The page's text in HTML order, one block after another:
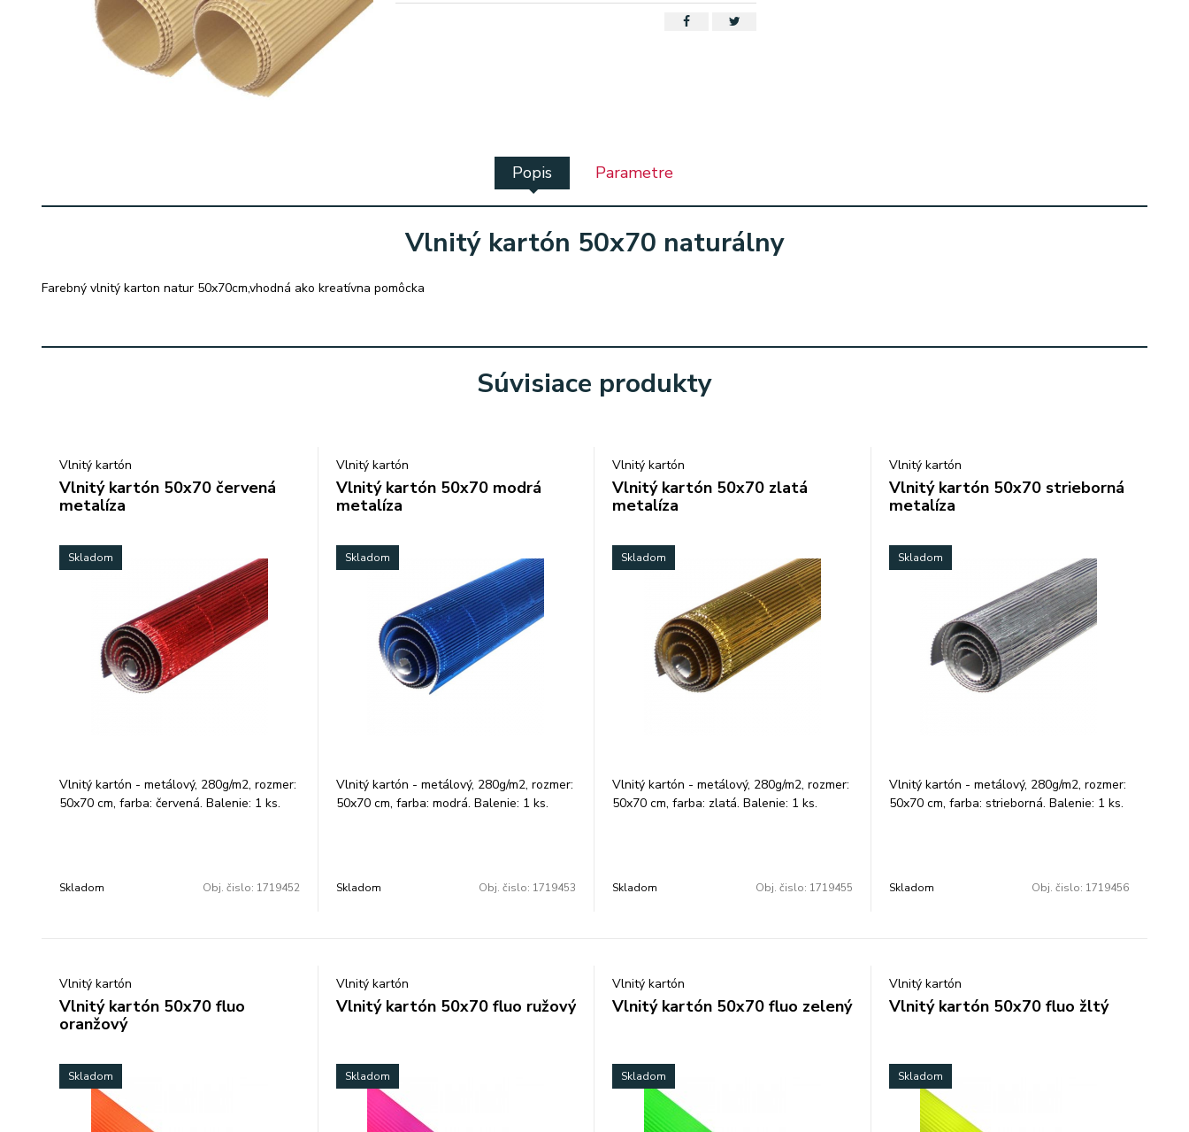
Popis Parametre
Vlnitý kartón 50x70 naturálny
Farebný vlnitý karton natur 50x70cm,vhodná ako kreatívna pomôcka
Súvisiace produkty
Vlnitý kartón
Vlnitý kartón 50x70 červená
metalíza
Skladom
Vlnitý kartón - metálový, 280g/m2, rozmer:
50x70 cm, farba: červená. Balenie: 1 ks.
Skladom Obj. čislo: 1719452
Vlnitý kartón
Vlnitý kartón 50x70 modrá
metalíza
Skladom
Vlnitý kartón - metálový, 280g/m2, rozmer:
50x70 cm, farba: modrá. Balenie: 1 ks.
Skladom Obj. čislo: 1719453
Vlnitý kartón
Vlnitý kartón 50x70 zlatá
metalíza
Skladom
Vlnitý kartón - metálový, 280g/m2, rozmer:
50x70 cm, farba: zlatá. Balenie: 1 ks.
Skladom Obj. čislo: 1719455
Vlnitý kartón
Vlnitý kartón 50x70 strieborná
metalíza
Skladom
Vlnitý kartón - metálový, 280g/m2, rozmer:
50x70 cm, farba: strieborná. Balenie: 1 ks.
Skladom Obj. čislo: 1719456
Vlnitý kartón
Vlnitý kartón 50x70 fluo
oranžový
Skladom
Vlnitý kartón
Vlnitý kartón 50x70 fluo ružový
Skladom
Vlnitý kartón
Vlnitý kartón 50x70 fluo zelený
Skladom
Vlnitý kartón
Vlnitý kartón 50x70 fluo žltý
Skladom